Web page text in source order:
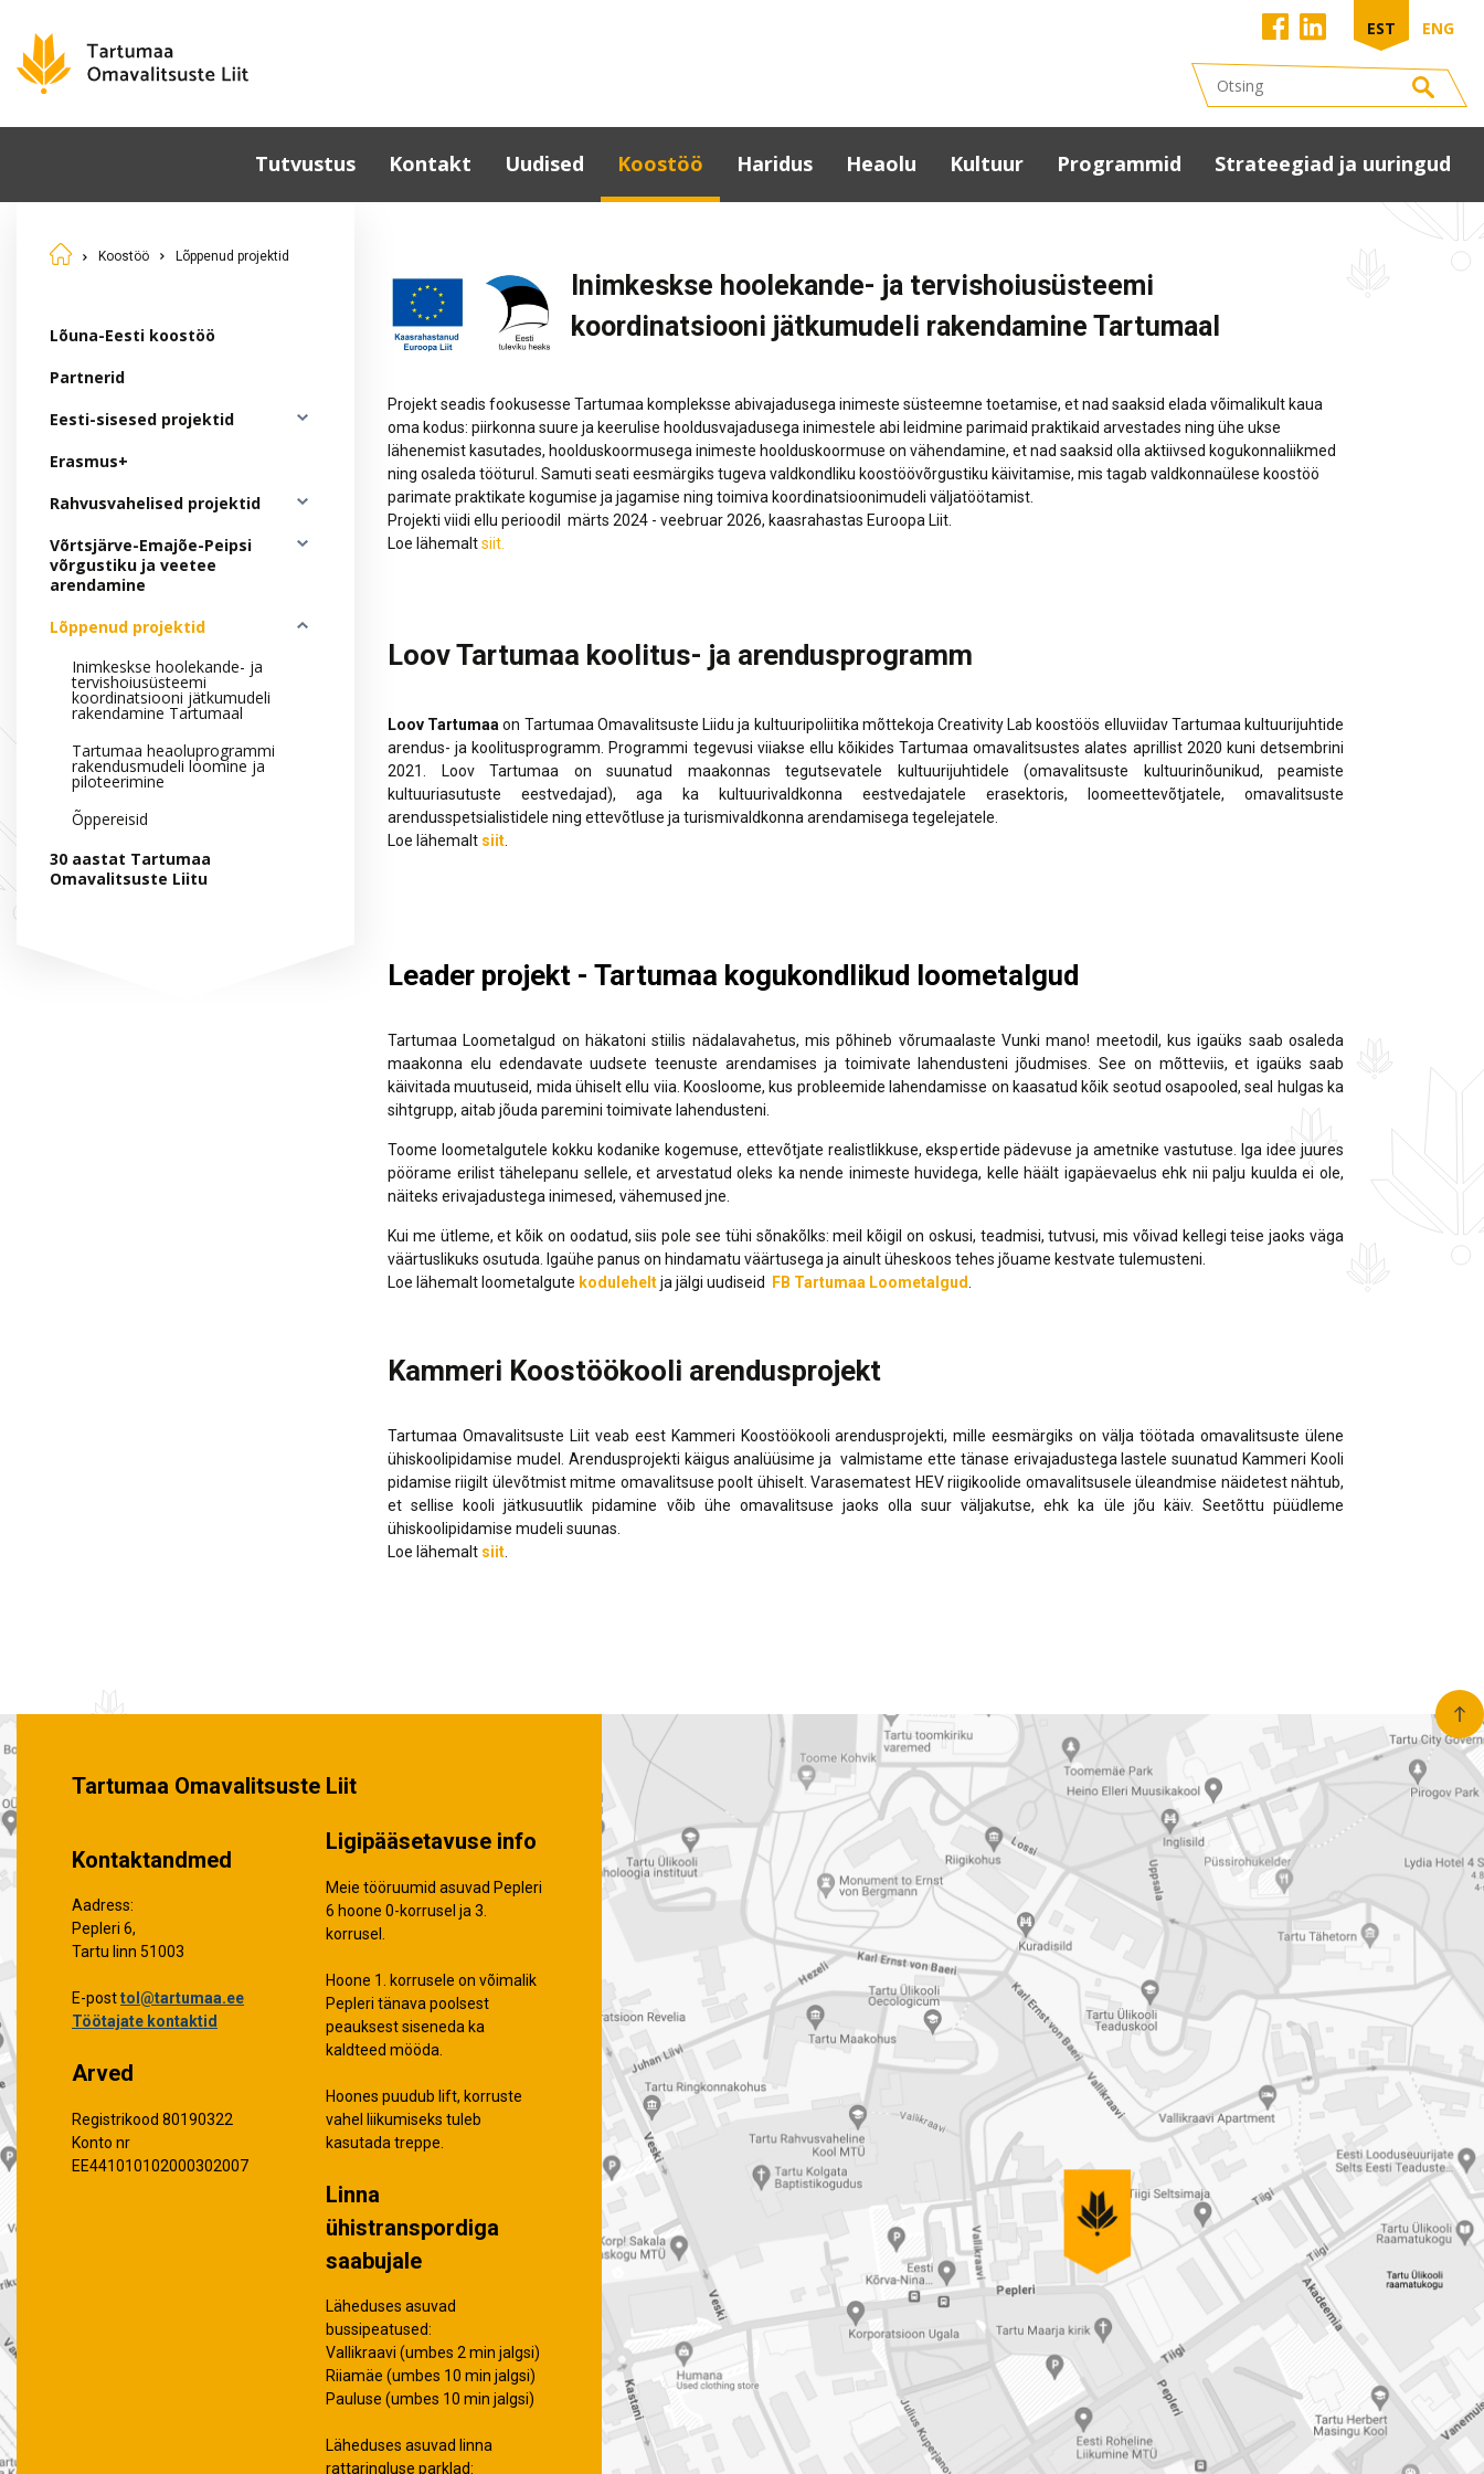
EST ENG
Tutvustus
Põhikiri
Komisjonid ja nõukogud
Hankekord
Kontakt Uudised Koostöö
Eesti-sisesed projektid
Erasmus+
Võrtsjärve-Emajõe-
Peipsi võrgustiku ja
veetee arendamine
Lõppenud projektid
30 aastat Tartumaa
Haridus
haridusasutused
Huvihariduse toetused
Projektid, uuringud
Heaolu
Noortegarantii
tugisüsteem
Haridusasutuste
Lõuna-Eesti
ettevõtlikud noored
Rahvatervis ja ennetus
Tartu maakonna tervise
ja heaoluprofiil 2021
Kultuur
Omavalitsuste Liidu
kultuurivaldkonnas
Kultuuriasutused
KOV kultuurijuhid
Raamatukogud
Partnerid
Programmid
Peipsiveere
Strateegiad ja uuringud
arengustrateegia 2040
Kultuuristrateegia 2025
Tartumaa
ringmajanduse teekaart
Eesti regionaaltasandi
arengu analüüs
tooraine"
Koostöö Lõppenud projektid
Lõuna-Eesti koostöö
Partnerid
Eesti-sisesed projektid
Erasmus+
Rahvusvahelised projektid
Võrtsjärve-Emajõe-Peipsi
võrgustiku ja veetee
arendamine
Lõppenud projektid
Inimkeskse hoolekande- ja
tervishoiusüsteemi
koordinatsiooni jätkumudeli
rakendamine Tartumaal
Tartumaa heaoluprogrammi
rakendusmudeli loomine ja
piloteerimine
Õppereisid
30 aastat Tartumaa
Omavalitsuste Liitu
Inimkeskse hoolekande- ja tervishoiusüsteemi
koordinatsiooni jätkumudeli rakendamine Tartumaal
Projekt seadis fookusesse Tartumaa kompleksse abivajadusega inimeste süsteemne toetamise, et nad saaksid elada võimalikult kaua
oma kodus: piirkonna suure ja keerulise hooldusvajadusega inimestele abi leidmine parimaid praktikaid arvestades ning ühe ukse
lähenemist kasutades, hoolduskoormusega inimeste hoolduskoormuse on vähendamine, et nad saaksid olla aktiivsed kogukonnaliikmed
ning osaleda tööturul. Samuti seati eesmärgiks tugeva valdkondliku koostöövõrgustiku käivitamise, mis tagab valdkonnaülese koostöö
parimate praktikate kogumise ja jagamise ning toimiva koordinatsioonimudeli väljatöötamist.
Projekti viidi ellu perioodil märts 2024 - veebruar 2026, kaasrahastas Euroopa Liit.
Loe lähemaltsiit.
Loov Tartumaa koolitus- ja arendusprogramm
Loov Tartumaaon Tartumaa Omavalitsuste Liidu ja kultuuripoliitika mõttekoja Creativity Lab koostöös elluviidav Tartumaa kultuurijuhtide
arendus- ja koolitusprogramm. Programmi tegevusi viiakse ellu kõikides Tartumaa omavalitsustes alates aprillist 2020 kuni detsembrini
2021. Loov Tartumaa on suunatud maakonnas tegutsevatele kultuurijuhtidele (omavalitsuste kultuurinõunikud, peamiste
kultuuriasutuste eestvedajad), aga ka kultuurivaldkonna eestvedajatele erasektoris, loomeettevõtjatele, omavalitsuste
arendusspetsialistidele ning ettevõtluse ja turismivaldkonna arendamisega tegelejatele.
Loe lähemalt siit
Leader projekt - Tartumaa kogukondlikud loometalgud
Tartumaa Loometalgud on häkatoni stiilis nädalavahetus, mis põhineb võrumaalaste Vunki mano! meetodil, kus igaüks saab osaleda
maakonna elu edendavate uudsete teenuste arendamises ja toimivate lahendusteni jõudmises. See on mõtteviis, et igaüks saab
käivitada muutuseid, mida ühiselt ellu viia. Koosloome, kus probleemide lahendamisse on kaasatud kõik seotud osapooled, seal hulgas ka
sihtgrupp, aitab jõuda paremini toimivate lahendusteni.
Toome loometalgutele kokku kodanike kogemuse, ettevõtjate realistlikkuse, ekspertide pädevuse ja ametnike vastutuse. Iga idee juures
pöörame erilist tähelepanu sellele, et arvestatud oleks ka nende inimeste huvidega, kelle häält igapäevaelus ehk nii palju kuulda ei ole,
näiteks erivajadustega inimesed, vähemused jne.
Kui me ütleme, et kõik on oodatud, siis pole see tühi sõnakõlks: meil kõigil on oskusi, teadmisi, tutvusi, mis võivad kellegi teise jaoks väga
väärtuslikuks osutuda. Igaühe panus on hindamatu väärtusega ja ainult üheskoos tehes jõuame kestvate tulemusteni.
Loe lähemalt loometalgute koduleheltja jälgi uudiseid FB Tartumaa Loometalgud
Kammeri Koostöökooli arendusprojekt
Tartumaa Omavalitsuste Liit veab eest Kammeri Koostöökooli arendusprojekti, mille eesmärgiks on välja töötada omavalitsuste ülene
ühiskoolipidamise mudel. Arendusprojekti käigus analüüsime ja valmistame ette tänase erivajadustega lastele suunatud Kammeri Kooli
pidamise riigilt ülevõtmist mitme omavalitsuse poolt ühiselt. Varasematest HEV riigikoolide omavalitsusele üleandmise näidetest nähtub,
et sellise kooli jätkusuutlik pidamine võib ühe omavalitsuse jaoks olla suur väljakutse, ehk ka üle jõu käiv. Seetõttu püüdleme
ühiskoolipidamise mudeli suunas.
Loe lähemalt siit
Tartumaa Omavalitsuste Liit
Kontaktandmed
Aadress:
Pepleri 6,
Tartu linn 51003
E-posttol@tartumaa.ee
Töötajate kontaktid
Arved
Registrikood 80190322
Konto nr
EE441010102000302007
Ligipääsetavuse info
Meie tööruumid asuvad Pepleri
6 hoone 0-korrusel ja 3.
korrusel.
Hoone 1. korrusele on võimalik
Pepleri tänava poolsest
peauksest siseneda ka
kaldteed mööda.
Hoones puudub lift, korruste
vahel liikumiseks tuleb
kasutada treppe.
Linna
ühistranspordiga
saabujale
Läheduses asuvad
bussipeatused:
Vallikraavi (umbes 2 min jalgsi)
Riiamäe (umbes 10 min jalgsi)
Pauluse (umbes 10 min jalgsi)
Läheduses asuvad linna
rattaringluse parklad: